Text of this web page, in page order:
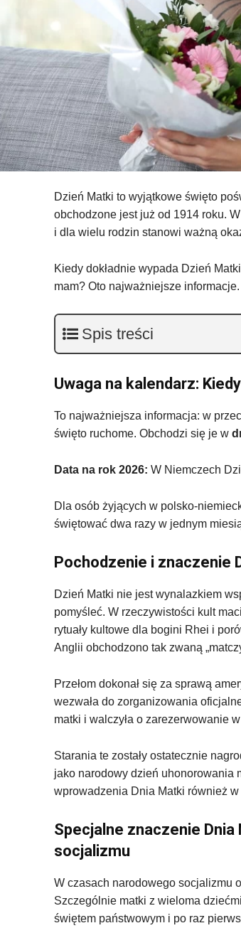
Dzień Matki to wyjątkowe święto
obchodzone jest już od 1914 roku.
i dla wielu rodzin stanowi ważną
Kiedy dokładnie wypada Dzień
mam? Oto najważniejsze informacje.
Spis treści
Uwaga na kalendarz:
To najważniejsza informacja: w
święto ruchome. Obchodzi się je w
Data na rok 2026: W Niemczech
Dla osób żyjących w polsko-
świętować dwa razy w jednym
Pochodzenie i znaczenie
Dzień Matki nie jest wynalazkiem
pomyśleć. W rzeczywistości kult
rytuały kultowe dla bogini Rhei i
Anglii obchodzono tak zwaną
Przełom dokonał się za sprawą
wezwała do zorganizowania
matki i walczyła o zarezerwowanie
Starania te zostały ostatecznie
jako narodowy dzień uhonorowania
wprowadzenia Dnia Matki również
Specjalne znaczenie
socjalizmu
W czasach narodowego socjalizmu
Szczególnie matki z wieloma
świętem państwowym i po raz